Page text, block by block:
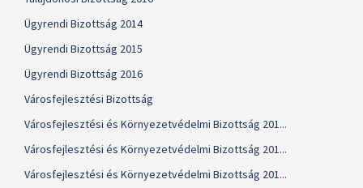
Ügyrendi Bizottság 2014
Ügyrendi Bizottság 2015
Ügyrendi Bizottság 2016
Városfejlesztési Bizottság
Városfejlesztési és Környezetvédelmi Bizottság 201...
Városfejlesztési és Környezetvédelmi Bizottság 201...
Városfejlesztési és Környezetvédelmi Bizottság 201...